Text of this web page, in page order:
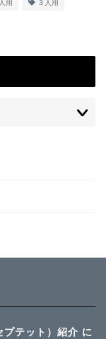
用 ３人用
テット）紹介 に